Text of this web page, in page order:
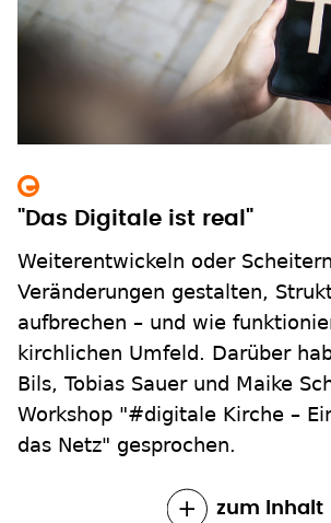
"Das Digitale ist real"
Weiterentwickeln oder
Veränderungen gestalten,
aufbrechen – und wie
kirchlichen Umfeld. Darüber
Bils, Tobias Sauer und Maike
Workshop "#digitale Kirche –
das Netz" gesprochen.
zum Inhalt